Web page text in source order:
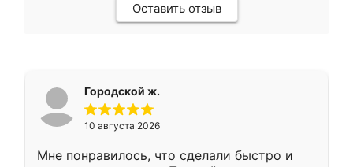
Оставить отзыв
Городской ж.
10 августа 2026
Мне понравилось, что сделали быстро и